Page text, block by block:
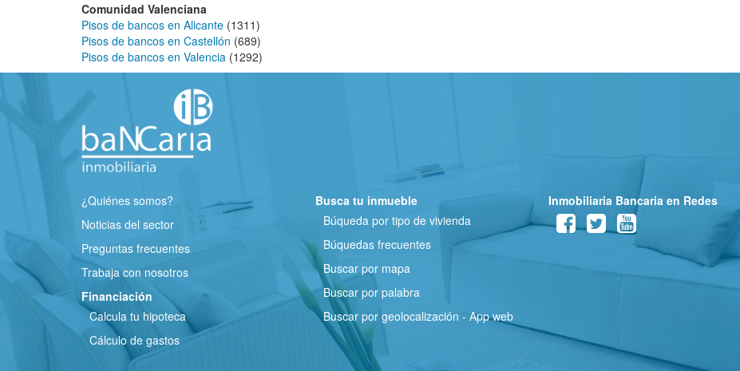
Comunidad Valenciana
Pisos de bancos en Alicante (1311)
Pisos de bancos en Castellón (689)
Pisos de bancos en Valencia (1292)
¿Quiénes somos?
Noticias del sector
Preguntas frecuentes
Trabaja con nosotros
Financiación
Calcula tu hipoteca
Cálculo de gastos
Busca tu inmueble
Búqueda por tipo de vivienda
Búquedas frecuentes
Buscar por mapa
Buscar por palabra
Buscar por geolocalización - App web
Inmobiliaria Bancaria en Redes